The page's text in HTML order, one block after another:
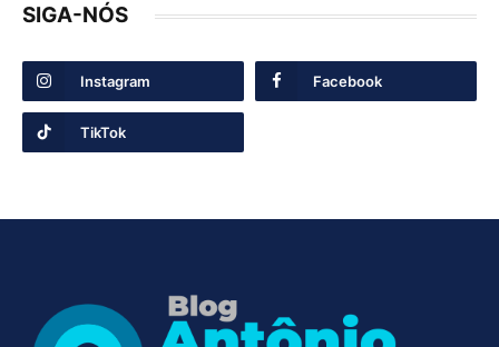
SIGA-NÓS
Instagram Facebook
TikTok